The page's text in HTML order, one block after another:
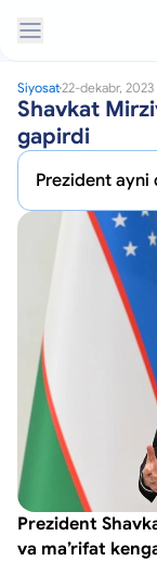
Siyosat22-dekabr, 2023
Shavkat
gapirdi
Prezident ayni
Prezident
va maʼrifat